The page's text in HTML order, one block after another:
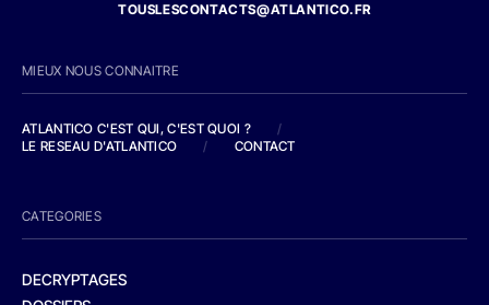
TOUSLESCONTACTS@ATLANTICO.FR
MIEUX NOUS CONNAITRE
ATLANTICO C'EST QUI, C'EST QUOI ?
/
LE RESEAU D'ATLANTICO
/ CONTACT
CATEGORIES
DECRYPTAGES